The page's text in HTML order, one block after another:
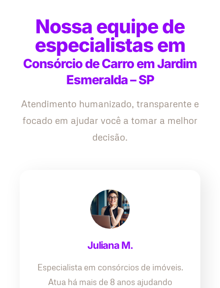
Nossa equipe de
especialistas em
Consórcio de Carro em Jardim
Esmeralda – SP
Atendimento humanizado, transparente e
focado em ajudar você a tomar a melhor
decisão.
Juliana M.
Especialista em consórcios de imóveis.
Atua há mais de 8 anos ajudando